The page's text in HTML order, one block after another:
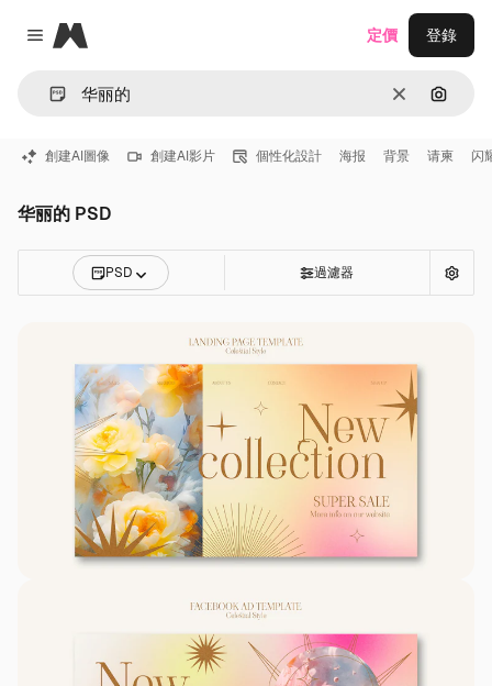
Close menu
Magnific
清除 通過圖
定價 登錄
創建AI圖像 創建AI影片 個性化設計 海报 背景 请柬 闪
华丽的 PSD
PSD 過濾器